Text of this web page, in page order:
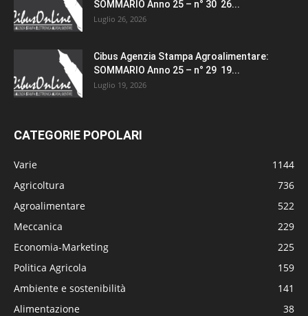
SOMMARIO Anno 25 – n° 30 26...
Luglio 26, 2026
Cibus Agenzia Stampa Agroalimentare:
SOMMARIO Anno 25 – n° 29 19...
Luglio 19, 2026
CATEGORIE POPOLARI
Varie
1144
Agricoltura
736
Agroalimentare
522
Meccanica
229
Economia-Marketing
225
Politica Agricola
159
Ambiente e sostenibilità
141
Alimentazione
38